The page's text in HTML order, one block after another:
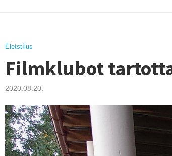
Életstílus
Filmklubot
2020.08.20.